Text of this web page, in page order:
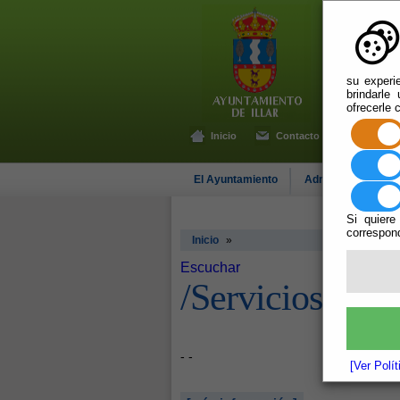
su
ofrecerle
Si
[Ver
Inicio Contacto
El Ayuntamiento Administración-e
Inicio »
Escuchar
/Servicios/
- -